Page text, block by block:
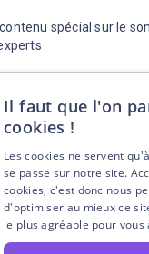
spécial sur le
Il faut que l'on
cookies !
Les cookies ne servent
se passe sur notre site.
cookies, c'est donc nous
d'optimiser au mieux ce
le plus agréable pour vous